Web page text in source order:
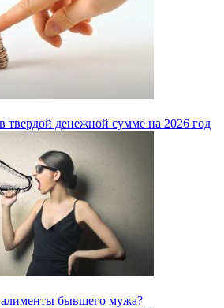
твердой денежной сумме на 2026 год
алименты бывшего мужа?